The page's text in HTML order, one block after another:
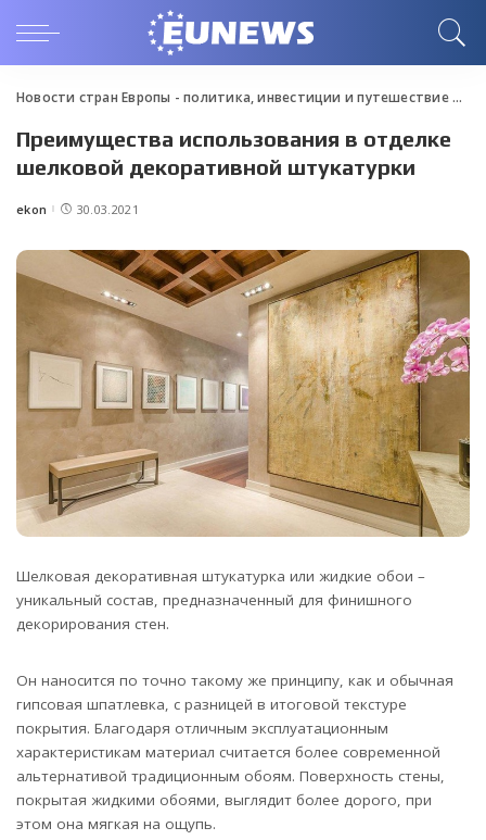
Новости стран Европы - политика, инвестиции и путешествие>
Преимущества использования в отделке
шелковой декоративной штукатурки
Posted
ekon 30.03.2021
Шелковая декоративная штукатурка или жидкие обои –
уникальный состав, предназначенный для финишного
декорирования стен.
Он наносится по точно такому же принципу, как и обычная
гипсовая шпатлевка, с разницей в итоговой текстуре
покрытия. Благодаря отличным эксплуатационным
характеристикам материал считается более современной
альтернативой традиционным обоям. Поверхность стены,
покрытая жидкими обоями, выглядит более дорого, при
этом она мягкая на ощупь.